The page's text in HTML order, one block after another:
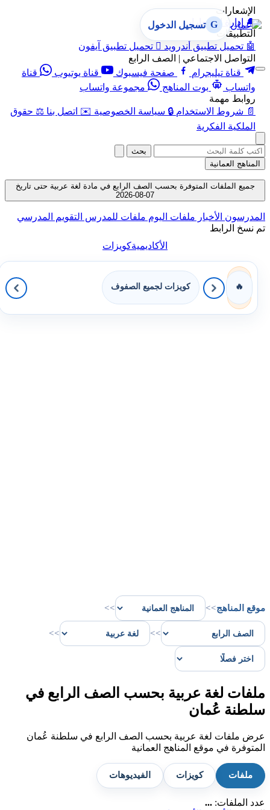
الإشعارات
🔔 إدارة الإشعارات
التطبيقات
🤖 تحميل تطبيق أندرويد  تحميل تطبيق آيفون
التواصل الاجتماعي | الصف الرابع
قناة تيليجرام
صفحة فيسبوك قناة يوتيوب
قناة
واتساب
بوت المناهج
مجموعة واتساب
روابط مهمة
📄 شروط الاستخدام 🔒 سياسة الخصوصية ✉️ اتصل بنا ⚖️ حقوق
الملكية الفكرية
G تسجيل الدخول
بحث
المناهج العمانية
جميع الملفات المتوفرة بحسب الصف الرابع في مادة لغة عربية حتى تاريخ
07-08-2026
المدرسون الأخبار ملفات اليوم ملفات للمدرس التقويم المدرسي
تم نسخ الرابط
الأكاديميةكويزات
🔥 كويزات لجميع الصفوف
موقع المناهج>>
>>
>>
>>
ملفات لغة عربية بحسب الصف الرابع في
سلطنة عُمان
عرض ملفات لغة عربية بحسب الصف الرابع في سلطنة عُمان
المتوفرة في موقع المناهج العمانية
ملفات كويزات الفيديوهات
عدد الملفات: ...